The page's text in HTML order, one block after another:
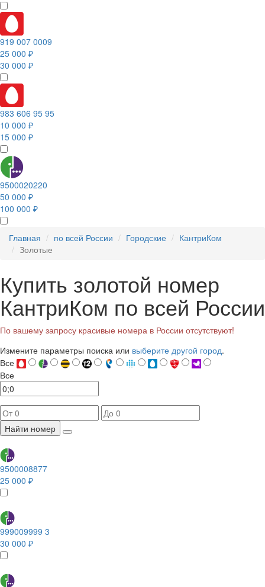
919 007 0009
25 000 ₽
30 000 ₽
983 606 95 95
10 000 ₽
15 000 ₽
9500020220
50 000 ₽
100 000 ₽
Главная по всей России Городские
КантриКом
Золотые
Купить золотой номер
КантриКом по всей России
По вашему запросу красивые номера в России отсутствуют!
Измените параметры поиска или выберите другой город.
Все
Все
Найти номер
9500008877
25 000 ₽
999009999 3
30 000 ₽